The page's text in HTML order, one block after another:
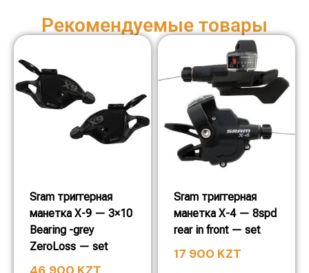
Рекомендуемые товары
Sram триггерная
манетка X-9 — 3×10
Bearing -grey
ZeroLoss — set
Sram триггерная
манетка X-4 — 8spd
rear in front — set
17 900 KZT